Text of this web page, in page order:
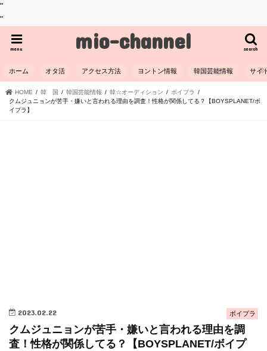
"
"
mio-channel search
menu
ホーム オタ活 アクセス方法 ヨントン情報 韓国芸能情報 サイ
HOME 韓 国 韓国芸能情報 韓☆オーディション
ボイプラ
クムジュニョンが苦手・嫌いと言われる理由を調査！性格が関係してる？【BOYSPLANET/ボ
イプラ】
ボイプラ
2023.02.22
クムジュニョンが苦手・嫌いと言われる理由を調
査！性格が関係してる？【BOYSPLANET/ボイプ